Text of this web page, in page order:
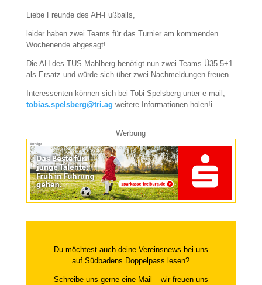
Liebe Freunde des AH-Fußballs,
leider haben zwei Teams für das Turnier am kommenden
Wochenende abgesagt!
Die AH des TUS Mahlberg benötigt nun zwei Teams Ü35 5+1
als Ersatz und würde sich über zwei Nachmeldungen freuen.
Interessenten können sich bei Tobi Spelsberg unter e-mail;
tobias.spelsberg@tri.ag weitere Informationen holen!i
Werbung
Anzeige
Du möchtest auch deine Vereinsnews bei uns
auf Südbadens Doppelpass lesen?
Schreibe uns gerne eine Mail – wir freuen uns